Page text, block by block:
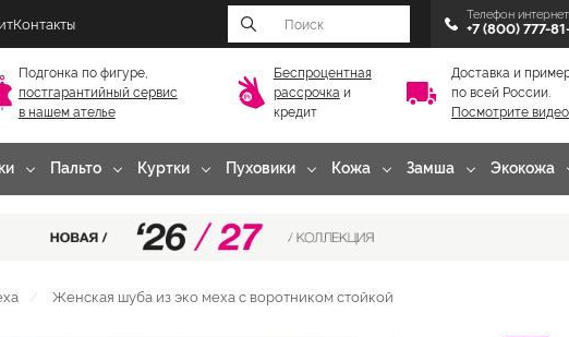
Контакты
Телефон
+7 (800) 777-
Подгонка по фигуре,
постгарантийный сервис
в нашем ателье
Беспроцентная
рассрочка и
кредит
Доставка и
по всей России.
Посмотрите видео
Пальто Куртки Пуховики Кожа Замша Экокожа
Женская шуба из эко меха с воротником стойкой